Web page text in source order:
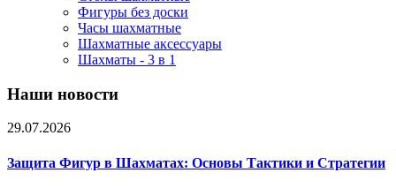
Фигуры без доски
Часы шахматные
Шахматные аксессуары
Шахматы - 3 в 1
Наши новости
29.07.2026
Защита Фигур в Шахматах: Основы Тактики и Стратегии